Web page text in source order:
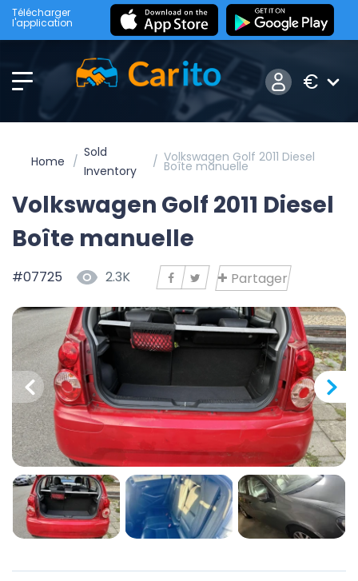
Télécharger
l'application
€
Home
Sold
Inventory
Volkswagen Golf 2011 Diesel
Boîte manuelle
Volkswagen Golf 2011 Diesel
Boîte manuelle
#07725 2.3K Partager